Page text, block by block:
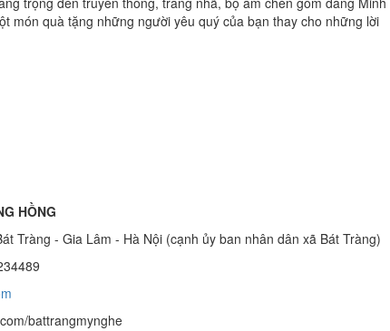
món quà tặng những người yêu quý của bạn thay cho những lời
HỒNG
Tràng - Gia Lâm - Hà Nội (cạnh ủy ban nhân dân xã Bát Tràng)
battrangmynghe